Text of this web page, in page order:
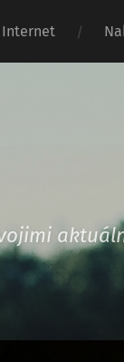
Internet